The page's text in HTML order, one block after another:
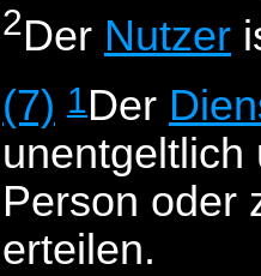
2Der Nutzer
(7) 1Der
unentgeltlich
Person oder
erteilen.